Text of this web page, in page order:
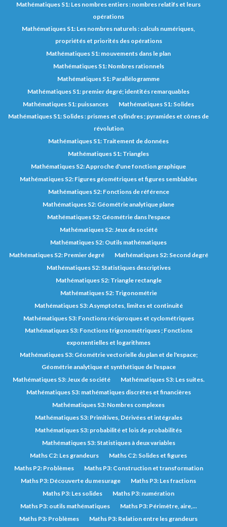
Mathématiques S1: Les nombres entiers : nombres relatifs et leurs
opérations
Mathématiques S1: Les nombres naturels : calculs numériques,
propriétés et priorités des opérations
Mathématiques S1: mouvements dans le plan
Mathématiques S1: Nombres rationnels
Mathématiques S1: Parallélogramme
Mathématiques S1: premier degré; identités remarquables
Mathématiques S1: puissances
Mathématiques S1: Solides
Mathématiques S1: Solides : prismes et cylindres ; pyramides et cônes de
révolution
Mathématiques S1: Traitement de données
Mathématiques S1: Triangles
Mathématiques S2: Approche d'une fonction graphique
Mathématiques S2: Figures géométriques et figures semblables
Mathématiques S2: Fonctions de référence
Mathématiques S2: Géométrie analytique plane
Mathématiques S2: Géométrie dans l'espace
Mathématiques S2: Jeux de société
Mathématiques S2: Outils mathématiques
Mathématiques S2: Premier degré
Mathématiques S2: Second degré
Mathématiques S2: Statistiques descriptives
Mathématiques S2: Triangle rectangle
Mathématiques S2: Trigonométrie
Mathématiques S3: Asymptotes, limites et continuité
Mathématiques S3: Fonctions réciproques et cyclométriques
Mathématiques S3: Fonctions trigonométriques ; Fonctions
exponentielles et logarithmes
Mathématiques S3: Géométrie vectorielle du plan et de l'espace;
Géométrie analytique et synthétique de l'espace
Mathématiques S3: Jeux de société
Mathématiques S3: Les suites.
Mathématiques S3: mathématiques discrètes et financières
Mathématiques S3: Nombres complexes
Mathématiques S3: Primitives, Dérivées et intégrales
Mathématiques S3: probabilité et lois de probabilités
Mathématiques S3: Statistiques à deux variables
Maths C2: Les grandeurs
Maths C2: Solides et figures
Maths P2: Problèmes
Maths P3: Construction et transformation
Maths P3: Découverte du mesurage
Maths P3: Les fractions
Maths P3: Les solides
Maths P3: numération
Maths P3: outils mathématiques
Maths P3: Périmètre, aire,...
Maths P3: Problèmes
Maths P3: Relation entre les grandeurs